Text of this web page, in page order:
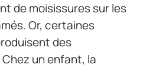
de moisissures sur les
Or, certaines
des
un enfant, la